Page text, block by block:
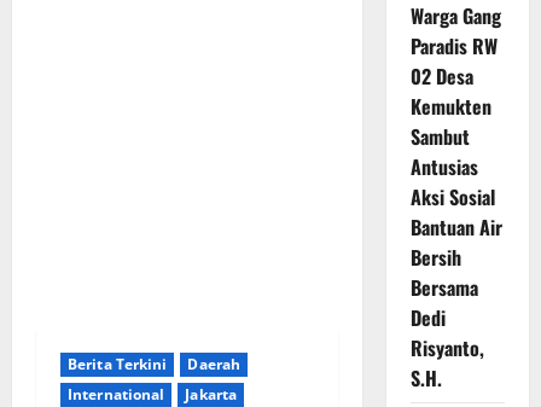
Berita Terkini
Daerah
International
Jakarta
Warga Gang
Paradis RW
02 Desa
Kemukten
Sambut
Antusias
Aksi Sosial
Bantuan Air
Bersih
Bersama
Dedi
Risyanto,
S.H.